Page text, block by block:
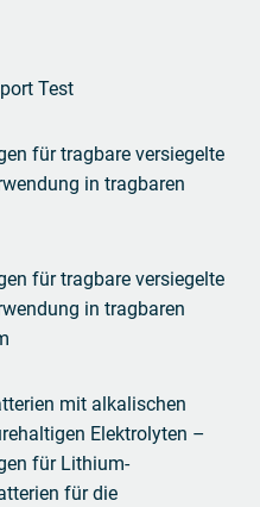
Test
für tragbare versiegelte
in tragbaren
für tragbare versiegelte
in tragbaren
mit alkalischen
Elektrolyten –
für Lithium-
für die